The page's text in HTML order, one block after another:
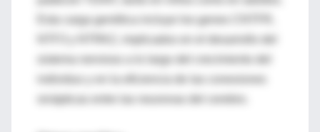
Esta carga genética incluye los genes CNTFR,
sistema nervioso a lo largo del crecimiento del